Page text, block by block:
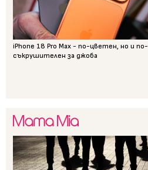
iPhone 18 Pro Max - по-цветен, но и по-
съкрушителен за джоба